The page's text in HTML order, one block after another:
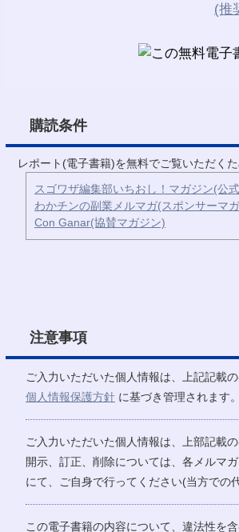
(推
購読条件
レポート(電子書籍)を無料でご覧いただく
スゴワザ編集部いちおし！マガジン(公
わかチンの副業メルマガ(スポンサーマ
Con Ganar(協賛マガジン)
注意事項
ご入力いただいた個人情報は、上記記載
個人情報保護方針 に基づき管理されます。
ご入力いただいた個人情報は、上部記載
開示、訂正、削除については、各メルマ
にて、ご自身で行ってください(当方での
この電子書籍の内容について、違法性を